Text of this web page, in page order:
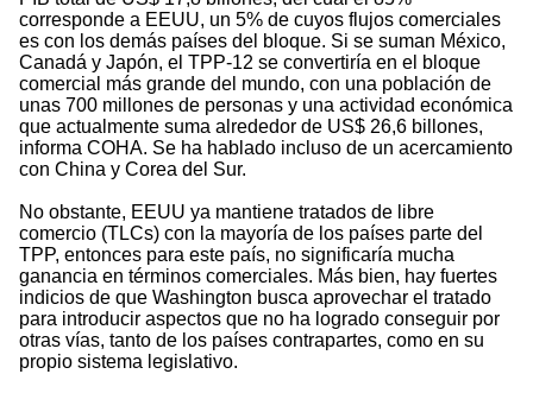
corresponde a EEUU, un 5% de cuyos flujos comerciales
es con los demás países del bloque. Si se suman México,
Canadá y Japón, el TPP-12 se convertiría en el bloque
comercial más grande del mundo, con una población de
unas 700 millones de personas y una actividad económica
que actualmente suma alrededor de US$ 26,6 billones,
informa COHA. Se ha hablado incluso de un acercamiento
con China y Corea del Sur.
No obstante, EEUU ya mantiene tratados de libre
comercio (TLCs) con la mayoría de los países parte del
TPP, entonces para este país, no significaría mucha
ganancia en términos comerciales. Más bien, hay fuertes
indicios de que Washington busca aprovechar el tratado
para introducir aspectos que no ha logrado conseguir por
otras vías, tanto de los países contrapartes, como en su
propio sistema legislativo.